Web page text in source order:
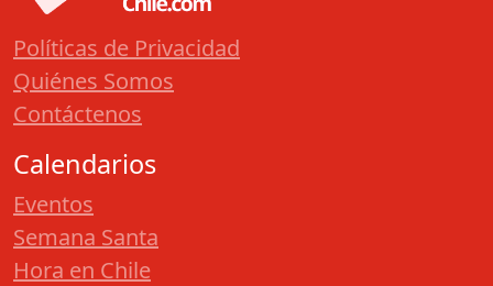
Políticas de Privacidad
Quiénes Somos
Contáctenos
Calendarios
Eventos
Semana Santa
Hora en Chile